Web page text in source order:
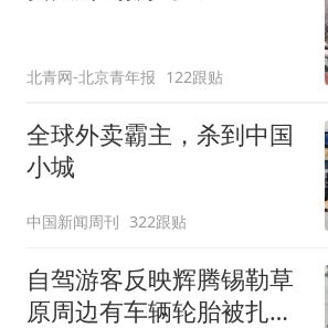
北青网-北京青年报 122跟贴
全球外卖霸主，杀到中国
小城
中国新闻周刊 322跟贴
自驾游客反映辉腾锡勒草
原周边有车辆轮胎被扎，